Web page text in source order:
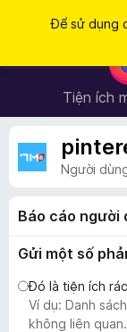
Để sử dụng
Tiện ích
m
m
Người
Báo cáo người
Gửi một số
Đó là tiện ích rác
Ví dụ: Danh
không liên quan.